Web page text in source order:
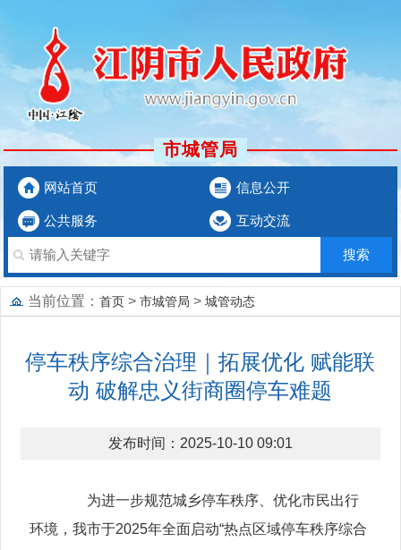
市城管局
网站首页 信息公开
公共服务 互动交流
当前位置： 首页 > 市城管局 > 城管动态
停车秩序综合治理｜拓展优化 赋能联
动 破解忠义街商圈停车难题
发布时间：2025-10-10 09:01
为进一步规范城乡停车秩序、优化市民出行
环境，我市于2025年全面启动“热点区域停车秩序综合